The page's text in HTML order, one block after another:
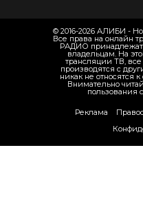
© 2016-2026 АЛИБИ -
Все права на онлайн
РАДИО
владельцам. На
трансляции ТВ,
производятся с
никак не относятся
Внимательно
пользования
Реклама